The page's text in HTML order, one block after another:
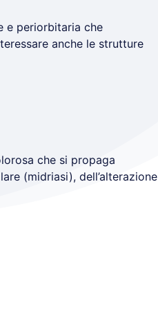
e periorbitaria che
anche le strutture
che si propaga
(midriasi), dell’alterazione